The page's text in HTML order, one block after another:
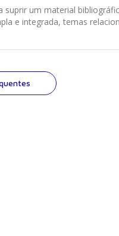
suprir um material
e integrada, temas
seu uso como alimento,